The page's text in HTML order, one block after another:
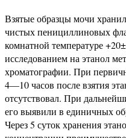
Взятые образцы мочи
чистых пенициллиновых
комнатной температуре
исследованием на этанол
хроматографии. При
4—10 часов после взятия
отсутствовал. При
его выявили в единичных
Через 5 суток хранения